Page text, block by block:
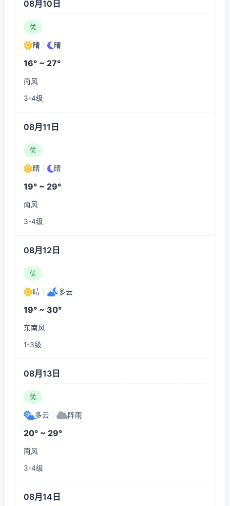
08月10日
优
晴 晴
16° ~ 27°
南风
3-4级
08月11日
优
晴 晴
19° ~ 29°
南风
3-4级
08月12日
优
晴 多云
19° ~ 30°
东南风
1-3级
08月13日
优
多云 阵雨
20° ~ 29°
南风
3-4级
08月14日